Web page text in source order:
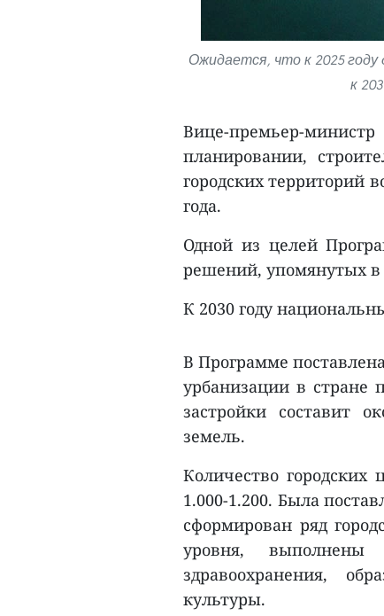
Ожидается, что к 2025 году
к
Вице-премьер-
планировании,
городских территорий
года.
Одной из целей
решений, упомянутых в
К 2030 году
В Программе
урбанизации в стране
застройки составит
земель.
Количество городских
1.000-1.200. Была
сформирован ряд
уровня, выполнены
здравоохранения,
культуры.